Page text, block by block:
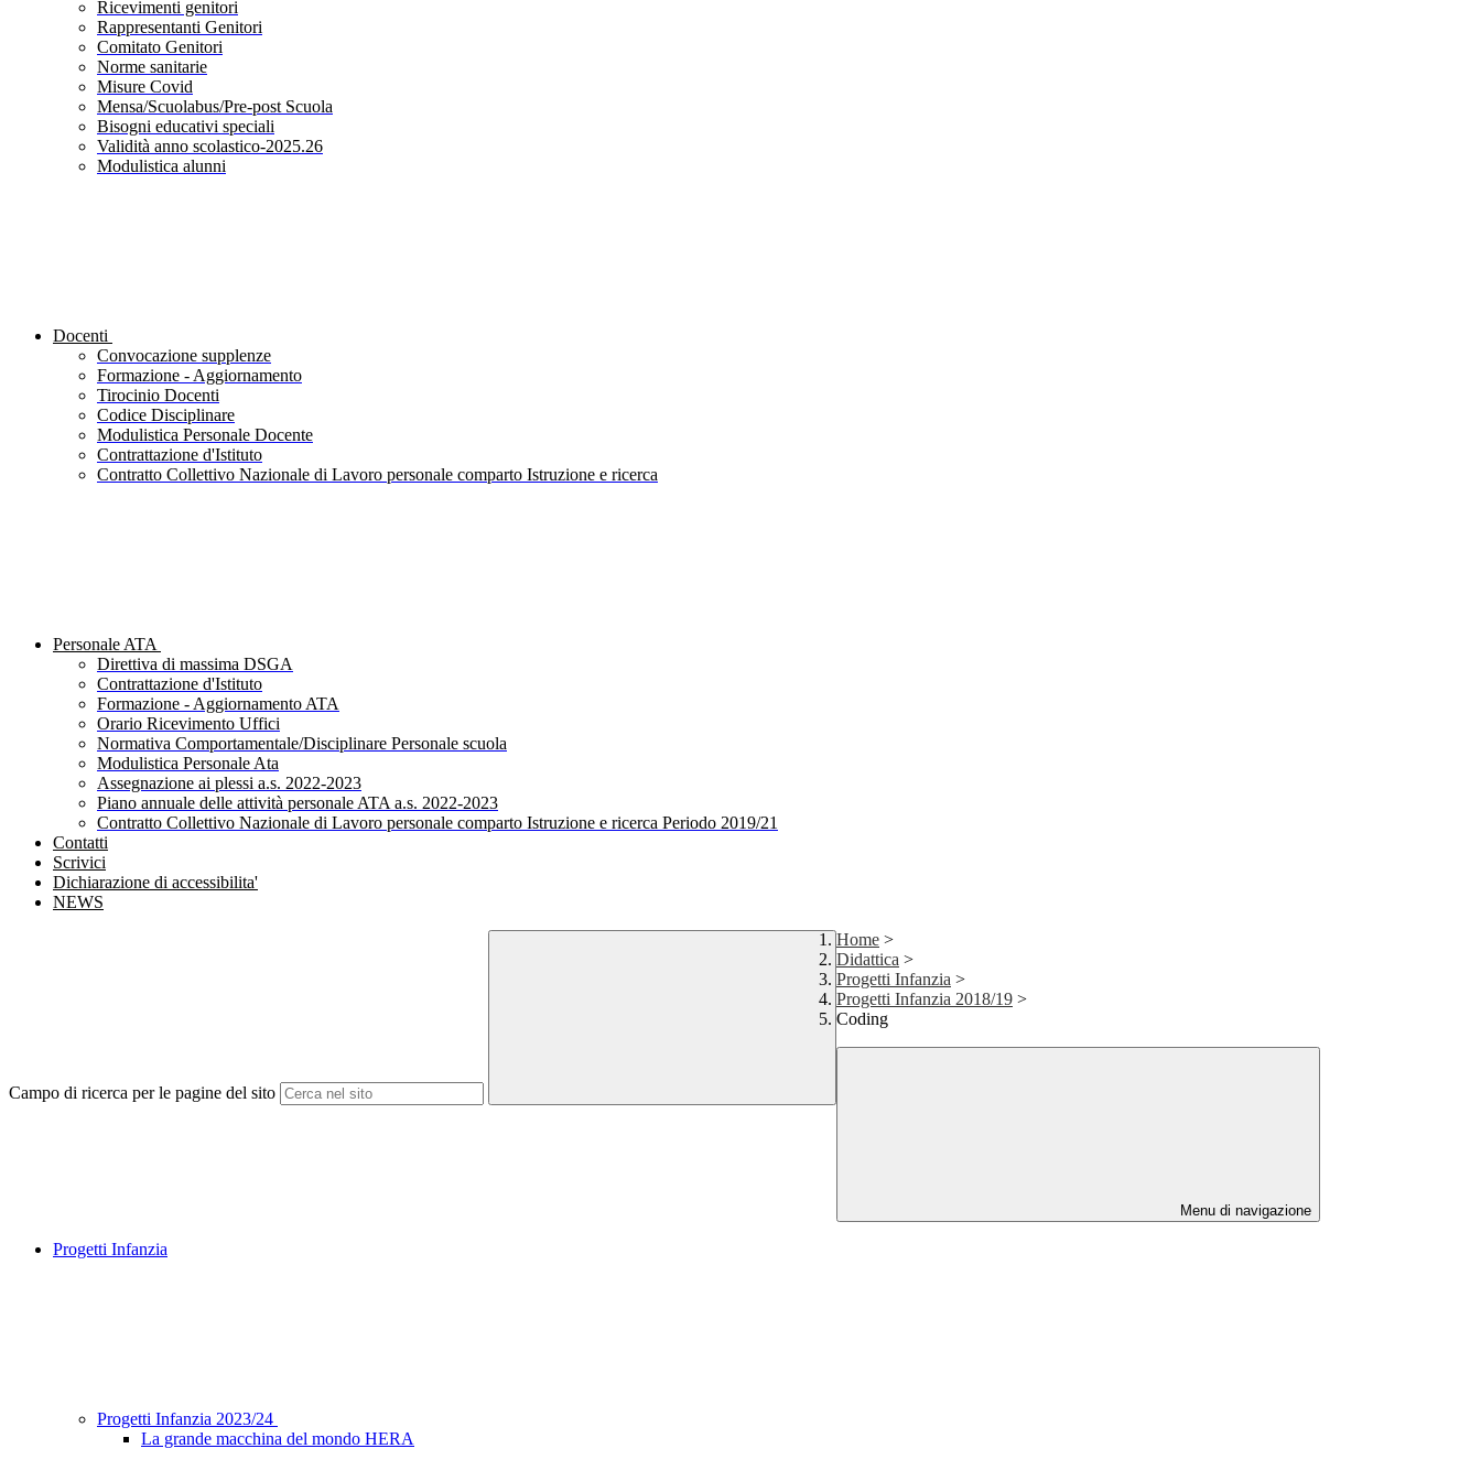
Ricevimenti genitori
Rappresentanti Genitori
Comitato Genitori
Norme sanitarie
Misure Covid
Mensa/Scuolabus/Pre-post Scuola
Bisogni educativi speciali
Validità anno scolastico-2025.26
Modulistica alunni
Docenti
Convocazione supplenze
Formazione - Aggiornamento
Tirocinio Docenti
Codice Disciplinare
Modulistica Personale Docente
Contrattazione d'Istituto
Contratto Collettivo Nazionale di Lavoro personale comparto Istruzione e ricerca
Personale ATA
Direttiva di massima DSGA
Contrattazione d'Istituto
Formazione - Aggiornamento ATA
Orario Ricevimento Uffici
Normativa Comportamentale/Disciplinare Personale scuola
Modulistica Personale Ata
Assegnazione ai plessi a.s. 2022-2023
Piano annuale delle attività personale ATA a.s. 2022-2023
Contratto Collettivo Nazionale di Lavoro personale comparto Istruzione e ricerca Periodo 2019/21
Contatti
Scrivici
Dichiarazione di accessibilita'
NEWS
Campo di ricerca per le pagine del sito
Home >
Didattica >
Progetti Infanzia >
Progetti Infanzia 2018/19 >
Coding
Menu di navigazione
Progetti Infanzia
Progetti Infanzia 2023/24
La grande macchina del mondo HERA